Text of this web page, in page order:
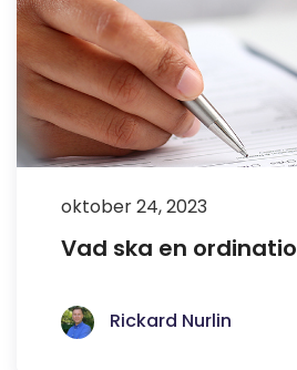
oktober 24, 2023
Vad ska en
Rickard Nurlin